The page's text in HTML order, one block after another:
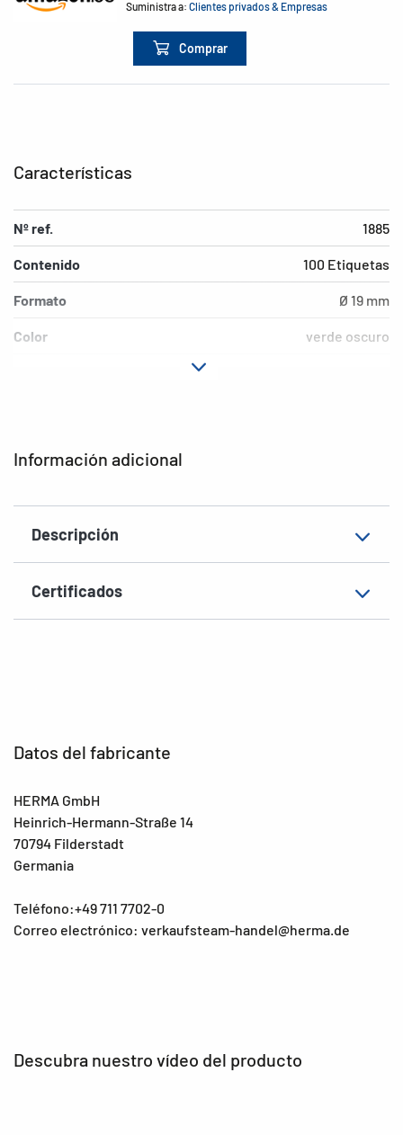
Suministra a:Clientes privados & Empresas
Comprar
Información adicional
Descripción
Certificados
Características
Nº ref. 1885
Contenido 100 Etiquetas
Formato Ø 19 mm
Color verde oscuro
EAN
Datos del fabricante
HERMA GmbH
Heinrich-Hermann-Straße 14
70794 Filderstadt
Germania
Teléfono:+49 711 7702-0
Correo electrónico: verkaufsteam-handel@herma.de
Descubra nuestro vídeo del producto